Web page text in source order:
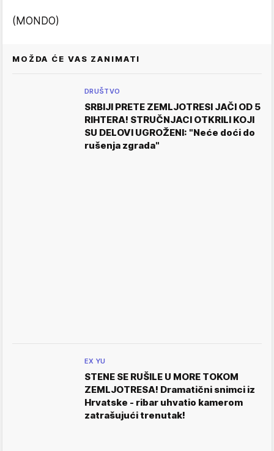
(MONDO)
MOŽDA ĆE VAS ZANIMATI
DRUŠTVO
SRBIJI PRETE ZEMLJOTRESI JAČI OD 5
RIHTERA! STRUČNJACI OTKRILI KOJI
SU DELOVI UGROŽENI: "Neće doći do
rušenja zgrada"
EX YU
STENE SE RUŠILE U MORE TOKOM
ZEMLJOTRESA! Dramatični snimci iz
Hrvatske - ribar uhvatio kamerom
zatrašujući trenutak!